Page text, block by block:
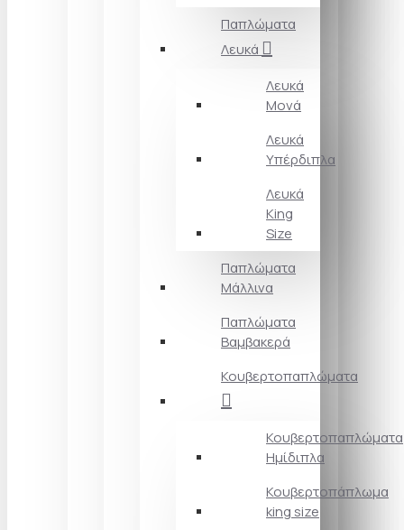
Παπλώματα
Λευκά
Λευκά
Μονά
Λευκά
Υπέρδιπλα
Λευκά
King
Size
Παπλώματα
Μάλλινα
Παπλώματα
Βαμβακερά
Κουβερτοπαπλώματα
Κουβερτοπαπλώματα
Ημίδιπλα
Κουβερτοπάπλωμα
king size